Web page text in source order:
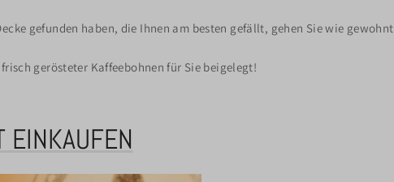
gefunden haben, die Ihnen am besten gefällt, gehen Sie wie gewohnt
gerösteter Kaffeebohnen für Sie beigelegt!
EINKAUFEN